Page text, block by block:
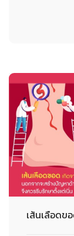
เส้นเลือดข